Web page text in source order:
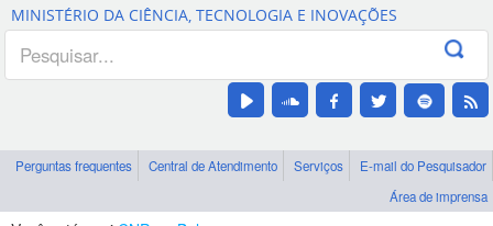
Canais
MINISTÉRIO DA CIÊNCIA, TECNOLOGIA E INOVAÇÕES
Perguntas frequentes Central de Atendimento Serviços
E-mail do Pesquisador
Área de imprensa